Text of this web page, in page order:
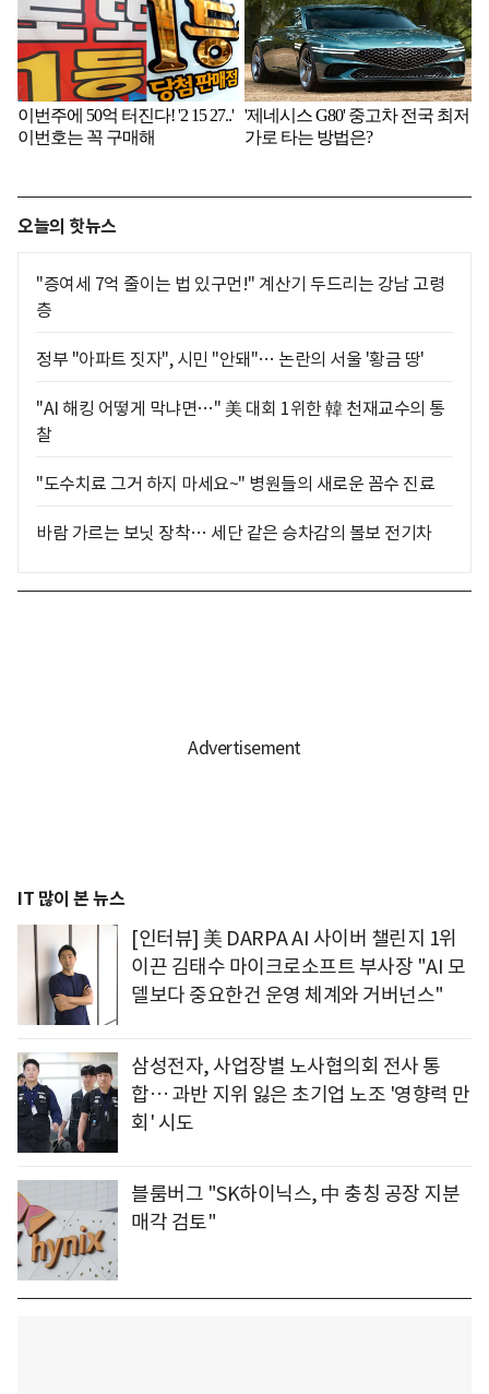
오늘의 핫뉴스
"증여세 7억 줄이는 법 있구먼!" 계산기 두드리는 강남 고령
층
정부 "아파트 짓자", 시민 "안돼"… 논란의 서울 '황금 땅'
"AI 해킹 어떻게 막냐면…" 美 대회 1위한 韓 천재교수의 통
찰
"도수치료 그거 하지 마세요~" 병원들의 새로운 꼼수 진료
바람 가르는 보닛 장착… 세단 같은 승차감의 볼보 전기차
IT 많이 본 뉴스
[인터뷰] 美 DARPA AI 사이버 챌린지 1위
이끈 김태수 마이크로소프트 부사장 "AI 모
델보다 중요한건 운영 체계와 거버넌스"
삼성전자, 사업장별 노사협의회 전사 통
합… 과반 지위 잃은 초기업 노조 '영향력 만
회' 시도
블룸버그 "SK하이닉스, 中 충칭 공장 지분
매각 검토"